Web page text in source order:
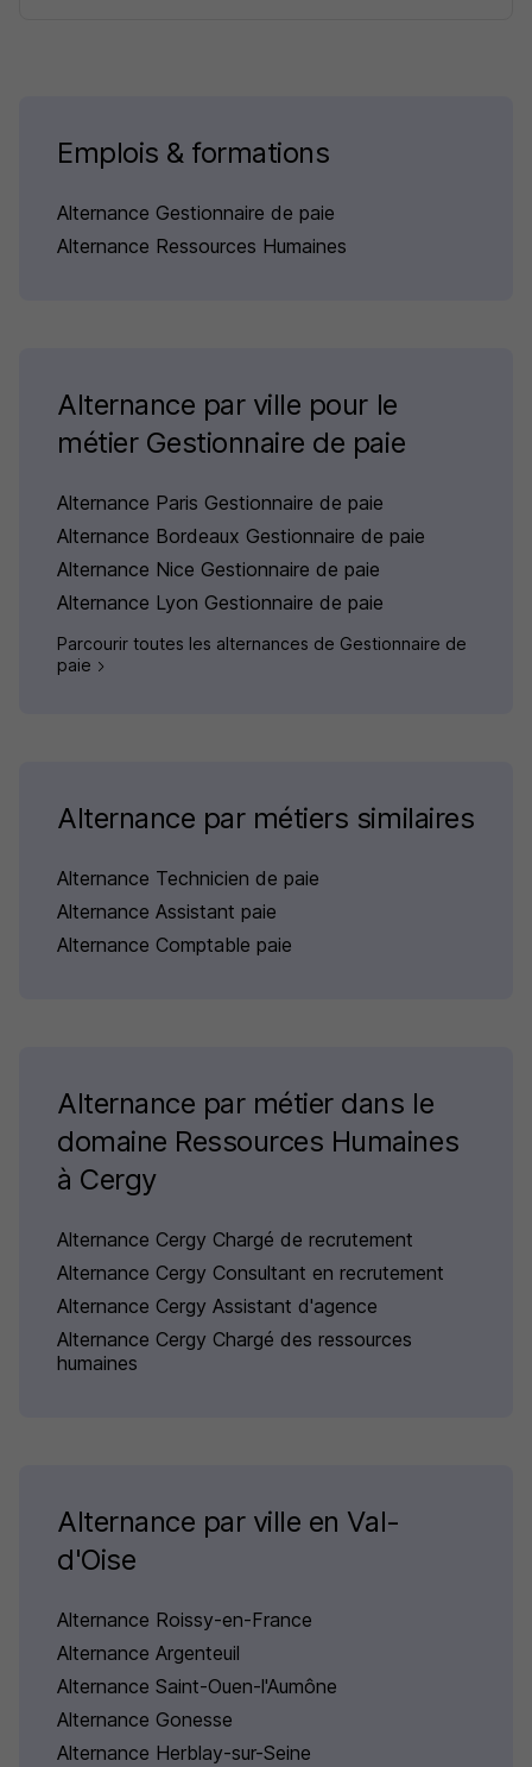
Emplois & formations
Alternance Gestionnaire de paie
Alternance Ressources Humaines
Alternance par ville pour le
métier Gestionnaire de paie
Alternance Paris Gestionnaire de paie
Alternance Bordeaux Gestionnaire de paie
Alternance Nice Gestionnaire de paie
Alternance Lyon Gestionnaire de paie
Parcourir toutes les alternances de Gestionnaire de
paie
Alternance par métiers similaires
Alternance Technicien de paie
Alternance Assistant paie
Alternance Comptable paie
Alternance par métier dans le
domaine Ressources Humaines
à Cergy
Alternance Cergy Chargé de recrutement
Alternance Cergy Consultant en recrutement
Alternance Cergy Assistant d'agence
Alternance Cergy Chargé des ressources
humaines
Alternance par ville en Val-
d'Oise
Alternance Roissy-en-France
Alternance Argenteuil
Alternance Saint-Ouen-l'Aumône
Alternance Gonesse
Alternance Herblay-sur-Seine